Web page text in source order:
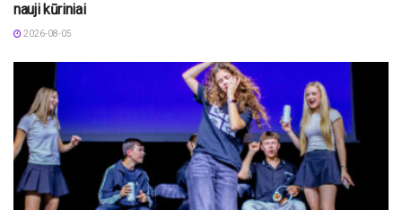
nauji kūriniai
2026-08-05